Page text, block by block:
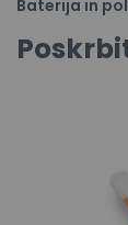
Baterija in